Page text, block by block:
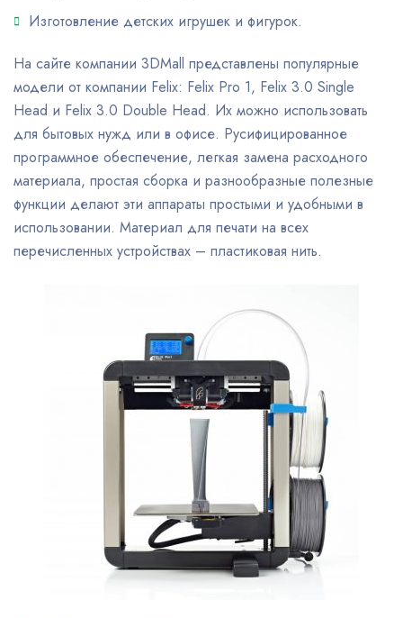
Изготовление детских игрушек и фигурок.
На сайте компании 3DMall представлены популярные
модели от компании Felix: Felix Pro 1, Felix 3.0 Single
Head и Felix 3.0 Double Head. Их можно использовать
для бытовых нужд или в офисе. Русифицированное
программное обеспечение, легкая замена расходного
материала, простая сборка и разнообразные полезные
функции делают эти аппараты простыми и удобными в
использовании. Материал для печати на всех
перечисленных устройствах – пластиковая нить.